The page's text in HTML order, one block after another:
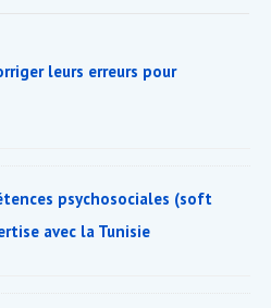
leurs erreurs pour
psychosociales (soft
avec la Tunisie